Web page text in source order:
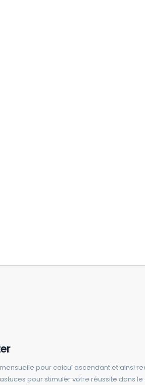
pour calcul ascendant et ainsi
pour stimuler votre réussite dans